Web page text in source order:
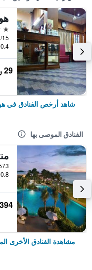
3 نجوم
0.4 كيلومتر عن وسط المدينة
29 ﷼
شاهد أرخص الفنادق في
الفنادق الموصى بها
10.8 كيلومتر عن
394 ﷼
مشاهدة الفنادق الأخرى